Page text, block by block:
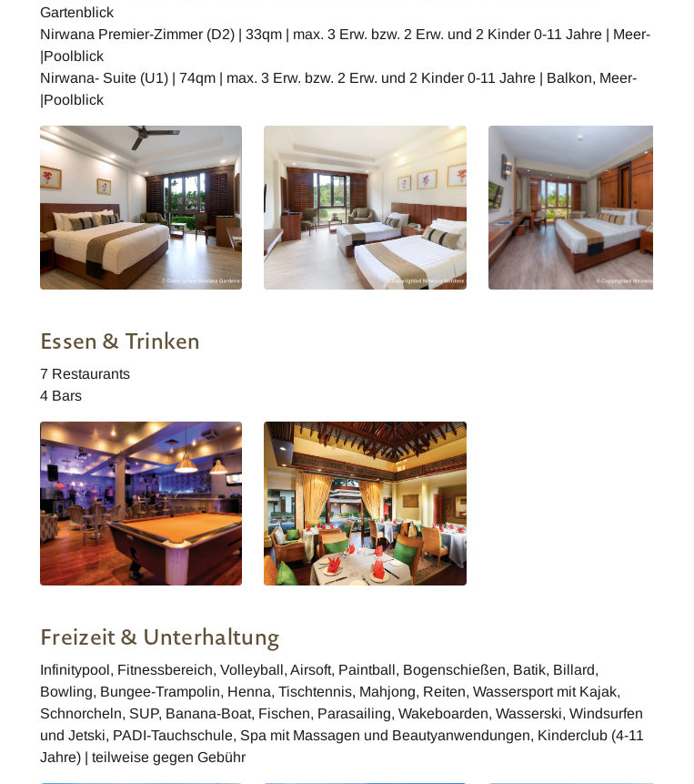
Gartenblick
Nirwana Premier-Zimmer (D2) | 33qm | max. 3 Erw. bzw. 2 Erw. und 2 Kinder 0-11 Jahre | Meer-
|Poolblick
Nirwana- Suite (U1) | 74qm | max. 3 Erw. bzw. 2 Erw. und 2 Kinder 0-11 Jahre | Balkon, Meer-
|Poolblick
Essen & Trinken
7 Restaurants
4 Bars
Freizeit & Unterhaltung
Infinitypool, Fitnessbereich, Volleyball, Airsoft, Paintball, Bogenschießen, Batik, Billard,
Bowling, Bungee-Trampolin, Henna, Tischtennis, Mahjong, Reiten, Wassersport mit Kajak,
Schnorcheln, SUP, Banana-Boat, Fischen, Parasailing, Wakeboarden, Wasserski, Windsurfen
und Jetski, PADI-Tauchschule, Spa mit Massagen und Beautyanwendungen, Kinderclub (4-11
Jahre) | teilweise gegen Gebühr